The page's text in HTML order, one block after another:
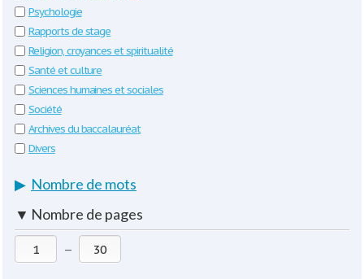
Psychologie
Rapports de stage
Religion, croyances et spiritualité
Santé et culture
Sciences humaines et sociales
Société
Archives du baccalauréat
Divers
▶ Nombre de mots
▼ Nombre de pages
—